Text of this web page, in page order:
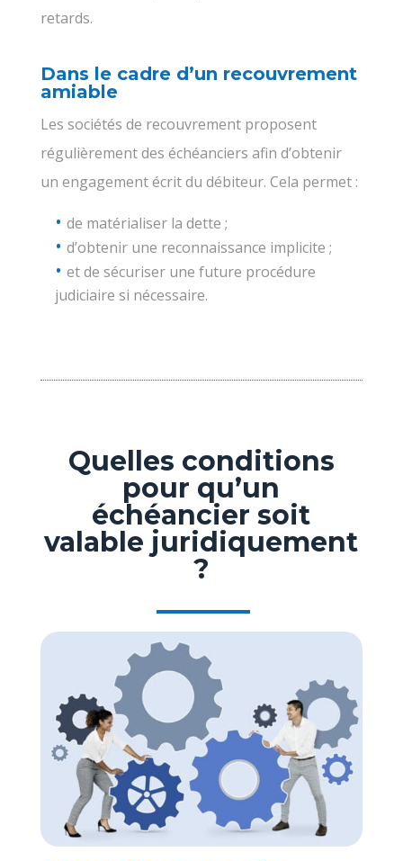
retards.
Dans le cadre d’un recouvrement
amiable
Les sociétés de recouvrement proposent
régulièrement des échéanciers afin d’obtenir
un engagement écrit du débiteur. Cela permet :
de matérialiser la dette ;
d’obtenir une reconnaissance implicite ;
et de sécuriser une future procédure
judiciaire si nécessaire.
Quelles conditions
pour qu’un
échéancier soit
valable juridiquement
?